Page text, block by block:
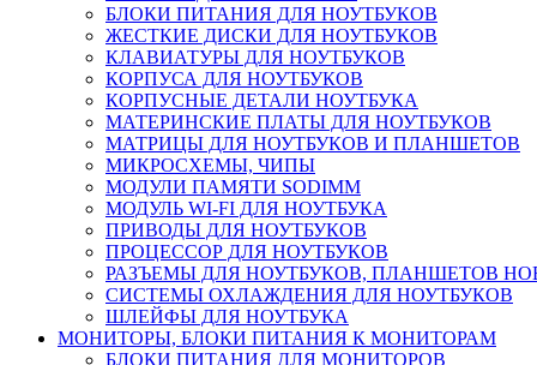
БЛОКИ ПИТАНИЯ ДЛЯ НОУТБУКОВ
ЖЕСТКИЕ ДИСКИ ДЛЯ НОУТБУКОВ
КЛАВИАТУРЫ ДЛЯ НОУТБУКОВ
КОРПУСА ДЛЯ НОУТБУКОВ
КОРПУСНЫЕ ДЕТАЛИ НОУТБУКА
МАТЕРИНСКИЕ ПЛАТЫ ДЛЯ НОУТБУКОВ
МАТРИЦЫ ДЛЯ НОУТБУКОВ И ПЛАНШЕТОВ
МИКРОСХЕМЫ, ЧИПЫ
МОДУЛИ ПАМЯТИ SODIMM
МОДУЛЬ WI-FI ДЛЯ НОУТБУКА
ПРИВОДЫ ДЛЯ НОУТБУКОВ
ПРОЦЕССОР ДЛЯ НОУТБУКОВ
РАЗЪЕМЫ ДЛЯ НОУТБУКОВ, ПЛАНШЕТОВ
СИСТЕМЫ ОХЛАЖДЕНИЯ ДЛЯ НОУТБУКОВ
ШЛЕЙФЫ ДЛЯ НОУТБУКА
МОНИТОРЫ, БЛОКИ ПИТАНИЯ К МОНИТОРАМ
БЛОКИ ПИТАНИЯ ДЛЯ МОНИТОРОВ